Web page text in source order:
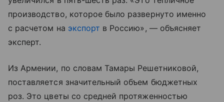
производство, которое было развернуто именно
с расчетом на экспорт в Россию», — объясняет
эксперт.
Из Армении, по словам Тамары Решетниковой,
поставляется значительный объем бюджетных
роз. Это цветы со средней протяженностью